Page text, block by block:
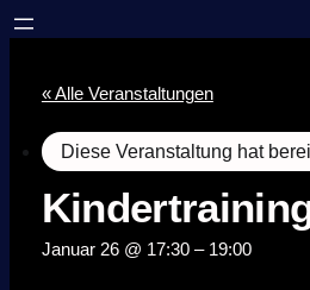
« Alle Veranstaltungen
Diese Veranstaltung hat
Januar 26 @ 17:30– 19:00